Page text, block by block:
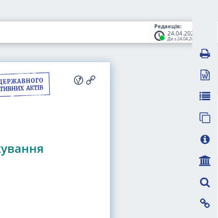
Редакція:
24.04.2026
Діє з 24.04.2026